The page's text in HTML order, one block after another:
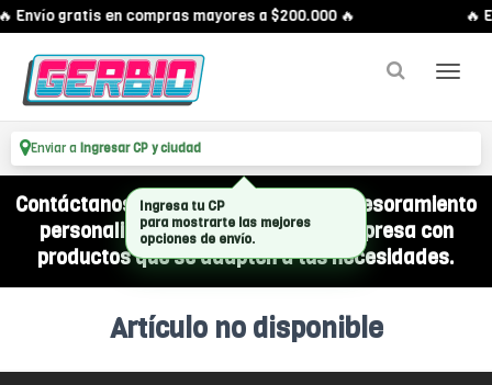
Envío gratis en compras mayores a $200.000 🔥 🔥
Enviar a Ingresar CP y ciudad
Contáctanos por WhatsApp y recibí asesoramiento
personalizado para equipar a tu empresa con
productos que se adapten a tus necesidades.
Artículo no disponible
Ingresa tu CP
para mostrarte las mejores
opciones de envío.